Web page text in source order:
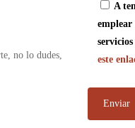
no lo dudes,
A
emplear
este